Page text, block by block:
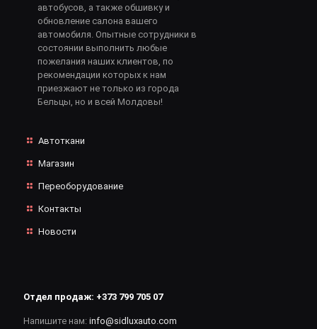
автобусов, а также обшивку и
обновление салона вашего
автомобиля. Опытные сотрудники в
состоянии выполнить любые
пожелания наших клиентов, по
рекомендации которых к нам
приезжают не только из города
Бельцы, но и всей Молдовы!
Автоткани
Магазин
Переоборудование
Контакты
Новости
Отдел продаж: +373 799 705 07
Напишите нам: info@sidluxauto.com